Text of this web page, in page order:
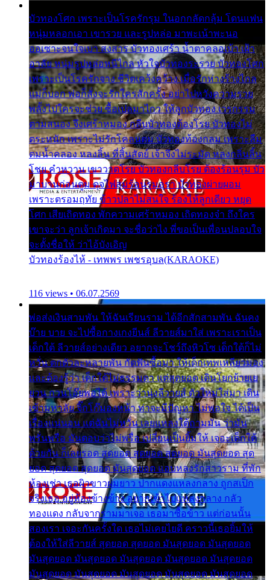
บัวทองโศก เพราะเป็นโรครักรุม ในอกกลัดกลุ้ม โดนแฟน
หนุ่มหลอกเอา เขารวย และรูปหล่อ มาพะเน้าพะนอ
ออเซาะจนใจเบา สงสาร บัวทองเศร้า น้ำตาคลอเบ้า เฝ้า
อาลัย หนุ่มรูปหล่อหนีไกล หัวใจบัวทองระรวย บัวทองโศก
เพราะเป็นโรครักจาง ชีวิตเคว้งคว้าง เมื่อรักห่างร้างไกล
แม่ก็บอก พ่อก็สั่งจะรักใครสักครั้ง อย่าไปหวังความรวย
พลั้งไปใครจะช่วย ซื้อเปลมาไกว ให้ลูกบัวทอง เวรกรรม
ตามสนอง จึงเศร้าหมอง กลีบบัวทองต้องโรย บัวทองไม่
ตระหนัก เพราะไม่รักโคลนตม บัวทองท้องกลม เพราะลืม
ตมน้ำคลอง หลงลิ้น ที่สิ้นสัตย์ เจ้าจึงไม่ระมัด หลงกลิ่นลิ้น
โชย คำหวาน เขาวาดโรย บัวทองกลีบโรย ต้องร้อนรุม บัว
มาบานก่อนตูม ดุจไฟสุมร้อนรุมอุรา บัวทองผ่ายผอม
เพราะตรอมฤทัย ข้าวปลาไม่สนใจ ร้องไห้ลูกเดียว หยุด
โศก เสียเถิดทอง พักความเศร้าหมอง เถิดทองจ๋า ถึงใคร
เขาจะว่า ลูกเจ้าเกิดมา จะชื่อว่าไง พี่ขอเป็นเพื่อนปลอบใจ
จะตั้งชื่อให้ ว่าไอ้บังเอิญ
บัวทองร้องไห้ - เทพพร เพชรอุบล(KARAOKE)
116 views • 06.07.2569
พ่อส่งเงินสามพัน ให้ฉันเรียนราม ได้อีกสักสามพัน ฉันคง
บ๊าย บาย จะไปซื้อกางเกงยีนส์ ลีวายส์มาใส่ เพราะเราเป็น
เด็กใต้ ลีวายส์อย่างเดียว อยากจะโชว์ถึงหิวโซ เด็กใต้ก็ไม่
หวั่น ตกตัวละหลายพัน กัดฟันซื้อมา ให้เด็กเทพเหลียวมอง
และต้องรู้ว่า เด็กใต้ไม่ธรรมดา แต่สุดยอด เดินโยกย้ายเย
ยวน กวนโอ๊ยพอได้ เพราะว่านุ่งลีวายส์ ตัวใหม่ใส่มา เดิน
เข้ามหาลัย จิ๊กโก๊มองหน้า ท่าจะมีปัญหา ไม่พอใจ ได้เป็น
เรื่องแน่นอน แต่ฉันไม่หวั่น เลยแหลงใต้ถามมัน ว่ามัน
พรั่นพรือ มันตอบว่าไม่พรื่อ เปลี่ยนเป็นยิ้มให้ เจอะเด็กใต้
ด้วยกัน ก็เลยรอด สุดยอด สุดยอด สุดยอด มันสุดยอด สุด
ยอด สุดยอด สุดยอด มันสุดยอด แอบหลงรักสาวราม ที่พัก
ห้องเช่า เธอผิวขาวผมยาว ปากแดงแหลงกลาง ถูกสเป็ก
จริงเธอ อยู่ห้องข้างข้าง อยากเข้าไปแหลงกลาง กลัว
ทองแดง กลับจากรามมาเจอ เธอมาซื้อข้าว แต่ก่อนนั้น
สองเรา เจอะกันครั้งใด เธอไม่เคยไยดี คราวนี้เธอยิ้มให้
ต้องให้ใส่ลีวายส์ สุดยอด สุดยอด มันสุดยอด มันสุดยอด
มันสุดยอด มันสุดยอด มันสุดยอด มันสุดยอด มันสุดยอด
มันสุดยอด มันสุดยอด มันสุดยอด มันสุดยอด มันสุดยอด